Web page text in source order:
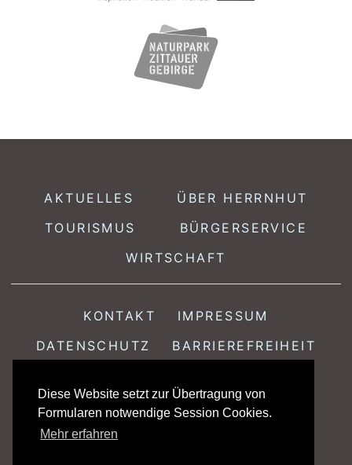
Diese Website setzt zur Übertragung von
Formularen notwendige Session Cookies.
Mehr erfahren
AKTUELLES
ÜBER HERRNHUT
TOURISMUS
BÜRGERSERVICE
WIRTSCHAFT
KONTAKT
IMPRESSUM
DATENSCHUTZ
BARRIEREFREIHEIT
Stadtamt Herrnhut · Löbauer Str. 18 · 02747 Herrnhut
Telefon 035873 / 349-0 · Telefax 035873 / 349-30